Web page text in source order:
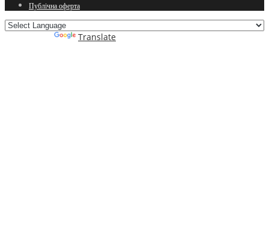
Публічна оферта
Translate